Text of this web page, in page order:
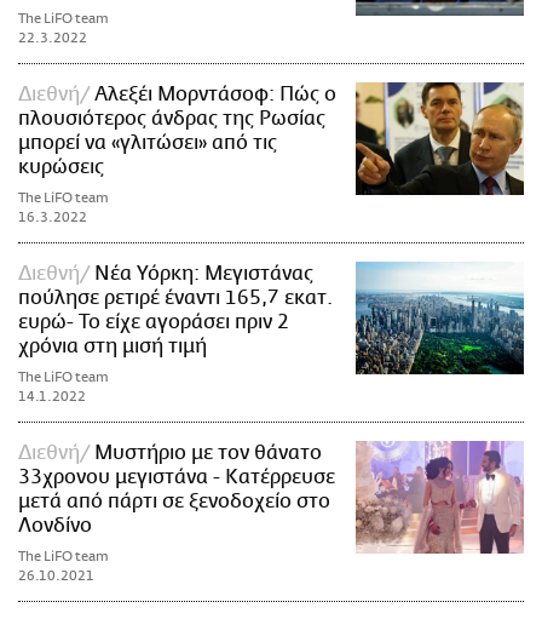
The LiFO team
22.3.2022
Διεθνή
Αλεξέι Μορντάσοφ: Πώς ο
πλουσιότερος άνδρας της Ρωσίας
μπορεί να «γλιτώσει» από τις
κυρώσεις
The LiFO team
16.3.2022
Διεθνή
Νέα Υόρκη: Μεγιστάνας
πούλησε ρετιρέ έναντι 165,7 εκατ.
ευρώ- Το είχε αγοράσει πριν 2
χρόνια στη μισή τιμή
The LiFO team
14.1.2022
Διεθνή
Μυστήριο με τον θάνατο
33χρονου μεγιστάνα - Κατέρρευσε
μετά από πάρτι σε ξενοδοχείο στο
Λονδίνο
The LiFO team
26.10.2021